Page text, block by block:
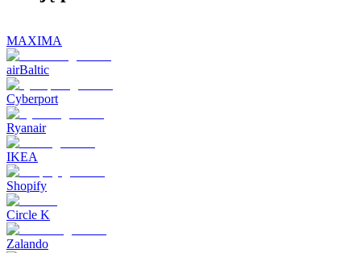
MAXIMA
airBaltic
Cyberport
Ryanair
IKEA
Shopify
Circle K
Zalando